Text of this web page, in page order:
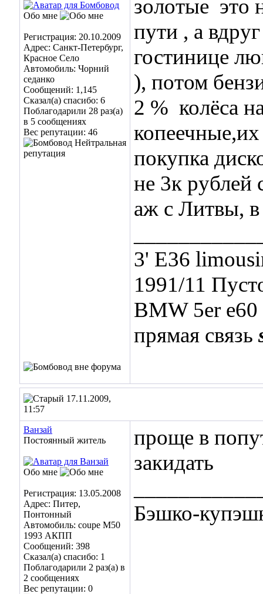
Обо мне
Регистрация: 20.10.2009
Адрес: Санкт-Петербург,
Красное Село
Автомобиль: Чорний
седанко
Сообщений: 1,145
Сказал(а) спасибо: 6
Поблагодарили 28 раз(а)
в 5 сообщениях
Вес репутации: 46
золотые это
пути , а
гостинице
), потом
2 % колёса
покупка
не 3к рублей
аж с Литвы,
3' E36
1991/11
BMW 5er
прямая связь
17.11.2009,
11:57
Ванзай
Постоянный житель
Обо мне
Регистрация: 13.05.2008
Адрес: Питер,
Понтонный
Автомобиль: coupe M50
1993 АКПП
Сообщений: 398
Сказал(а) спасибо: 1
Поблагодарили 2 раз(а) в
2 сообщениях
Вес репутации: 0
проще в
закидать
Бэшко-